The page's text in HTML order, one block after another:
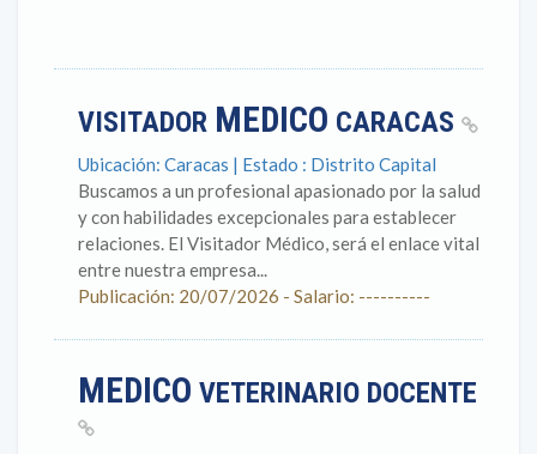
VISITADOR MEDICO CARACAS
Ubicación: Caracas | Estado : Distrito Capital
Buscamos a un profesional apasionado por la salud
y con habilidades excepcionales para establecer
relaciones. El Visitador Médico, será el enlace vital
entre nuestra empresa...
Publicación: 20/07/2026 - Salario: ----------
MEDICO VETERINARIO DOCENTE